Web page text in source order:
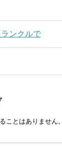
ンクルで
ことはありません。